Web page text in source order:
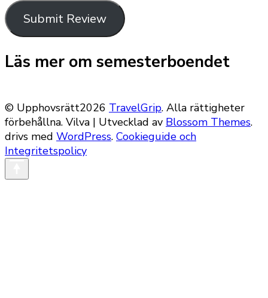
Submit Review
Läs mer om semesterboendet
© Upphovsrätt2026 TravelGrip. Alla rättigheter
förbehållna. Vilva | Utvecklad av Blossom Themes.
drivs med WordPress. Cookieguide och
Integritetspolicy